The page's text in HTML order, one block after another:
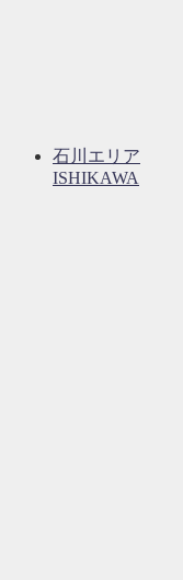
石川エリア
ISHIKAWA